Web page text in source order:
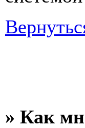
» Как